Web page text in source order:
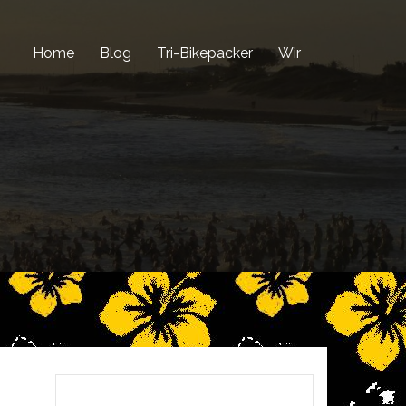
Home Blog Tri-Bikepacker Wir